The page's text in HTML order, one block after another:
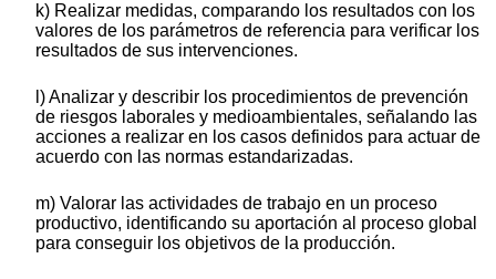
k) Realizar medidas, comparando los resultados con los
valores de los parámetros de referencia para verificar los
resultados de sus intervenciones.
l) Analizar y describir los procedimientos de prevención
de riesgos laborales y medioambientales, señalando las
acciones a realizar en los casos definidos para actuar de
acuerdo con las normas estandarizadas.
m) Valorar las actividades de trabajo en un proceso
productivo, identificando su aportación al proceso global
para conseguir los objetivos de la producción.